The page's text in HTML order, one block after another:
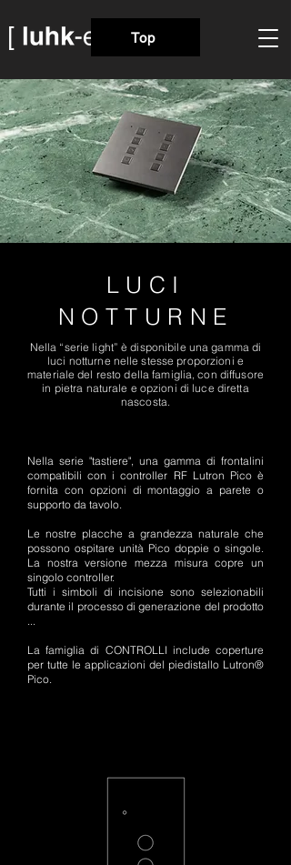
Top
LUCI
NOTTURNE
Nella “serie light” è disponibile una gamma di
luci notturne nelle stesse proporzioni e
materiale del resto della famiglia, con diffusore
in pietra naturale e opzioni di luce diretta
nascosta.
Nella serie "tastiere", una gamma di frontalini
compatibili con i controller RF Lutron Pico è
fornita con opzioni di montaggio a parete o
supporto da tavolo.
Le nostre placche a grandezza naturale che
possono ospitare unità Pico doppie o singole.
La nostra versione mezza misura copre un
singolo controller.
Tutti i simboli di incisione sono selezionabili
durante il processo di generazione del prodotto
...
La famiglia di CONTROLLI include coperture
per tutte le applicazioni del piedistallo Lutron®
Pico.